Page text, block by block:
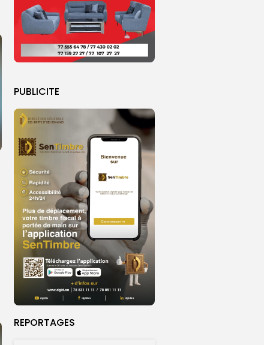
PUBLICITE
REPORTAGES